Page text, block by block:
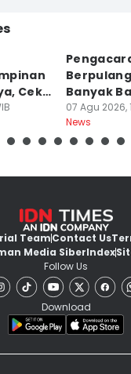
Cek
Banyak
07 Agu 2026,
News
TeamContact Us
Media SiberIndex
Follow Us
Download